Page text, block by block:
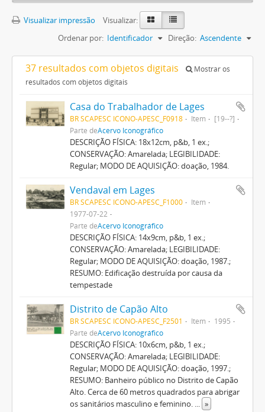
Visualizar impressão
Visualizar:
Ordenar por: Identificador Direção: Ascendente
37 resultados com objetos digitais
Mostrar os
resultados com objetos digitais
Casa do Trabalhador de Lages
BR SCAPESC ICONO-APESC_F0918 Item
[19--?]
Parte deAcervo Iconográfico
DESCRIÇÃO FÍSICA: 18x12cm, p&b, 1 ex.;
CONSERVAÇÃO: Amarelada; LEGIBILIDADE:
Regular; MODO DE AQUISIÇÃO: doação, 1984.
Vendaval em Lages
BR SCAPESC ICONO-APESC_F1000
Item
1977-07-22
Parte deAcervo Iconográfico
DESCRIÇÃO FÍSICA: 14x9cm, p&b, 1 ex.;
CONSERVAÇÃO: Amarelada; LEGIBILIDADE:
Regular; MODO DE AQUISIÇÃO: doação, 1987.;
RESUMO: Edificação destruída por causa da
tempestade
Distrito de Capão Alto
BR SCAPESC ICONO-APESC_F2501 Item
1995
Parte deAcervo Iconográfico
DESCRIÇÃO FÍSICA: 10x6cm, p&b, 1 ex.;
CONSERVAÇÃO: Amarelada; LEGIBILIDADE:
Regular; MODO DE AQUISIÇÃO: doação, 1997.;
RESUMO: Banheiro público no Distrito de Capão
Alto. Cerca de 60 metros quadrados para abrigar
os sanitários masculino e feminino. ... »